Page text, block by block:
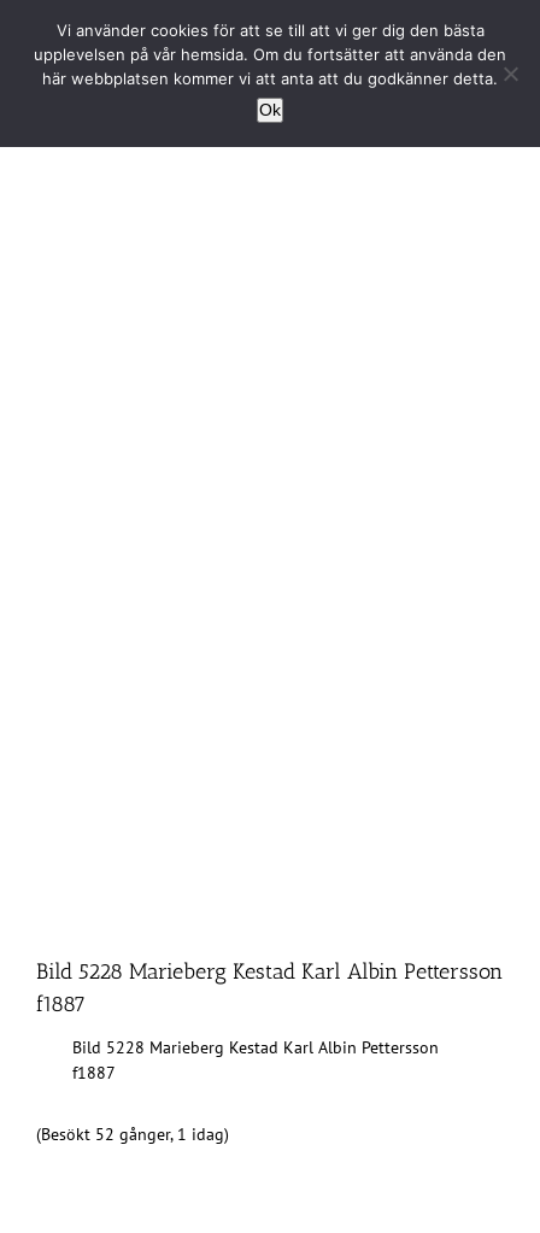
innehållet
Bild 5228 Marieberg Kestad Karl Albin Pettersson
f1887
Bild 5228 Marieberg Kestad Karl Albin Pettersson
f1887
(Besökt 52 gånger, 1 idag)
Vi använder cookies för att se till att vi ger dig den bästa
upplevelsen på vår hemsida. Om du fortsätter att använda den
här webbplatsen kommer vi att anta att du godkänner detta.
Ok